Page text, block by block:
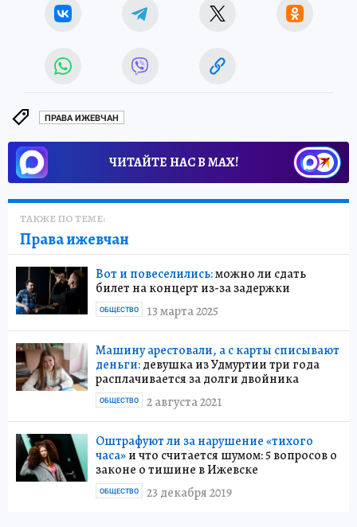
ПРАВА ИЖЕВЧАН
ЧИТАЙТЕ НАС В МАХ!
ТАКЖЕ ПО ТЕМЕ:
Права ижевчан
Вот и повеселились:можно ли сдать
билет на концерт из-за задержки
13 марта 2025
ОБЩЕСТВО
Машину арестовали, а с карты списывают
деньги:девушка из Удмуртии три года
расплачивается за долги двойника
2 августа 2021
ОБЩЕСТВО
Оштрафуют ли за нарушение «тихого
часа»и что считается шумом: 5 вопросов о
законе о тишине в Ижевске
23 декабря 2019
ОБЩЕСТВО